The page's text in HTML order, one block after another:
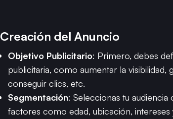
Creación del Anuncio
Objetivo Publicitario: Primero, debes
publicitaria, como aumentar la visibilidad,
conseguir clics, etc.
Segmentación: Seleccionas tu
factores como edad, ubicación,